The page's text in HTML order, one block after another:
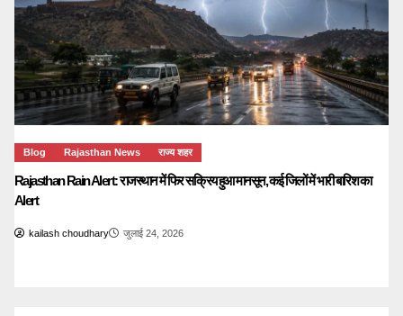
Blog Rajasthan News राज्य शहर
Rajasthan Rain Alert: राजस्थान में फिर सक्रिय हुआ मानसून, कई जिलों में भारी बारिश का
Alert
kailash choudhary जुलाई 24, 2026